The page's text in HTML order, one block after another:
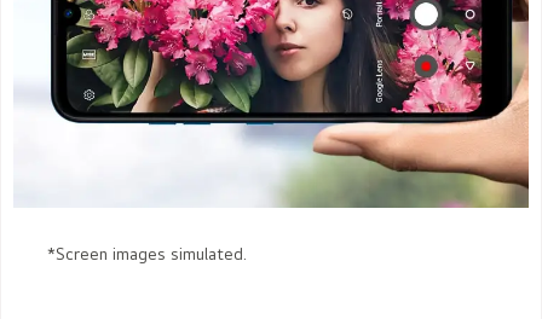
*Screen images simulated.